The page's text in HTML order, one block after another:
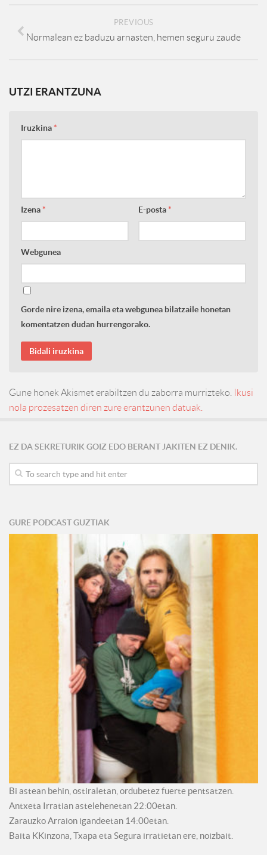
PREVIOUS
Normalean ez baduzu arnasten, hemen seguru zaude
UTZI ERANTZUNA
Iruzkina*
Izena* E-posta*
Webgunea
Gorde nire izena, emaila eta webgunea bilatzaile honetan
komentatzen dudan hurrengorako.
Gune honek Akismet erabiltzen du zaborra murrizteko.
Ikusi
nola prozesatzen diren zure erantzunen datuak.
EZ DA SEKRETURIK GOIZ EDO BERANT JAKITEN EZ DENIK.
GURE PODCAST GUZTIAK
Bi astean behin, ostiraletan, ordubetez fuerte pentsatzen.
Antxeta Irratian astelehenetan 22:00etan.
Zarauzko Arraion igandeetan 14:00etan.
Baita KKinzona, Txapa eta Segura irratietan ere, noizbait.